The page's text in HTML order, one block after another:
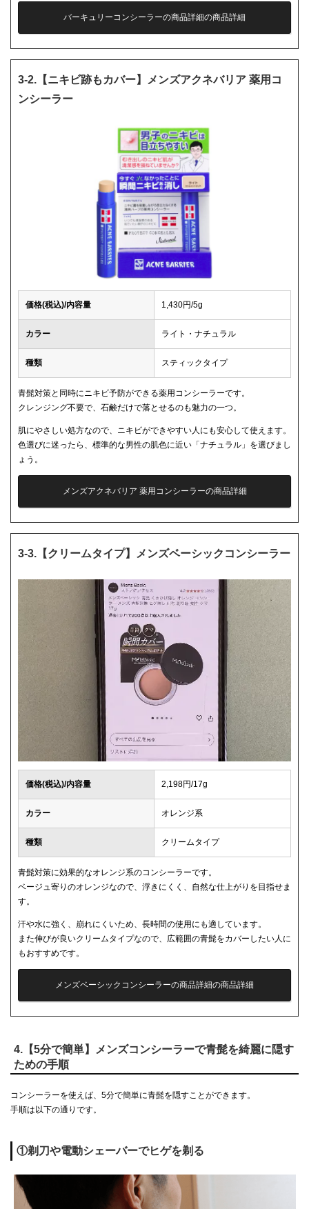
バーキュリーコンシーラーの商品詳細の商品詳細
3-2.【ニキビ跡もカバー】メンズアクネバリア 薬用コ
ンシーラー
価格(税込)/内容量 1,430円/5g
カラー ライト・ナチュラル
種類 スティックタイプ
青髭対策と同時にニキビ予防ができる薬用コンシーラーです。
クレンジング不要で、石鹸だけで落とせるのも魅力の一つ。
肌にやさしい処方なので、ニキビができやすい人にも安心して使えます。
色選びに迷ったら、標準的な男性の肌色に近い「ナチュラル」を選びまし
ょう。
メンズアクネバリア 薬用コンシーラーの商品詳細
3-3.【クリームタイプ】メンズベーシックコンシーラー
価格(税込)/内容量 2,198円/17g
カラー オレンジ系
種類 クリームタイプ
青髭対策に効果的なオレンジ系のコンシーラーです。
ベージュ寄りのオレンジなので、浮きにくく、自然な仕上がりを目指せま
す。
汗や水に強く、崩れにくいため、長時間の使用にも適しています。
また伸びが良いクリームタイプなので、広範囲の青髭をカバーしたい人に
もおすすめです。
メンズベーシックコンシーラーの商品詳細の商品詳細
4.【5分で簡単】メンズコンシーラーで青髭を綺麗に隠す
ための手順
コンシーラーを使えば、5分で簡単に青髭を隠すことができます。
手順は以下の通りです。
①剃刀や電動シェーバーでヒゲを剃る